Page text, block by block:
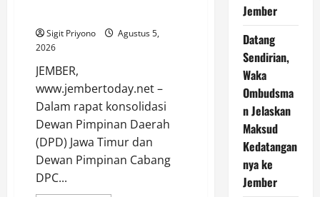
Sigit Priyono
Agustus 5,
2026
JEMBER,
www.jembertoday.net –
Dalam rapat konsolidasi
Dewan Pimpinan Daerah
(DPD) Jawa Timur dan
Dewan Pimpinan Cabang
DPC...
Jember
Datang
Sendirian,
Waka
Ombudsma
n Jelaskan
Maksud
Kedatangan
nya ke
Jember